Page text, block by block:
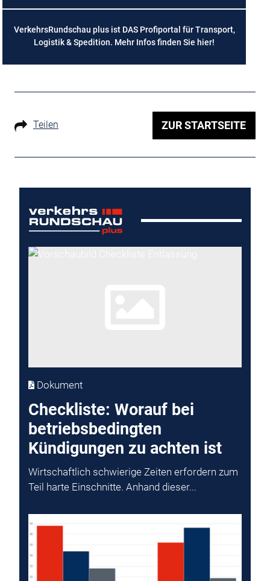
VerkehrsRundschau plus ist DAS Profiportal für Transport,
Logistik & Spedition. Mehr Infos finden Sie hier!
Teilen ZUR STARTSEITE
Dokument
Checkliste: Worauf bei
betriebsbedingten
Kündigungen zu achten ist
Wirtschaftlich schwierige Zeiten erfordern zum
Teil harte Einschnitte. Anhand dieser...